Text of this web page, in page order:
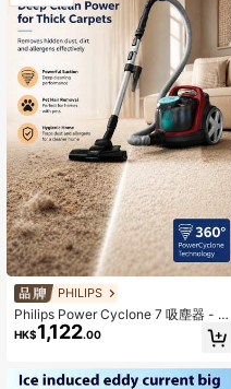
PHILIPS
Philips Power Cyclone 7 吸塵器 - 高
功率強吸力，輕鬆清除地毯上的沙
子、寵物毛髮和污垢；適用於多種場
HK$1,122.00